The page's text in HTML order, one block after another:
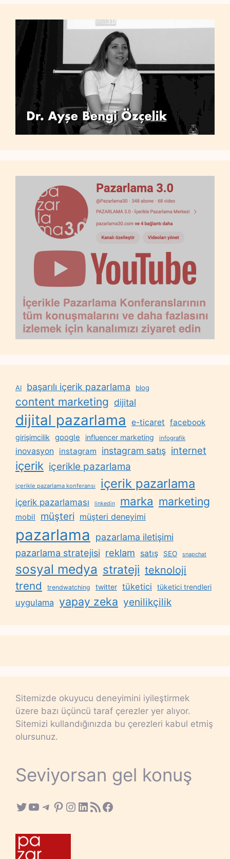
AI başarılı içerik pazarlama blog
content marketing dijital
dijital pazarlama e-ticaret facebook
girişimcilik google influencer marketing infografik
inovasyon instagram instagram satış internet
içerik içerikle pazarlama
içerikle pazarlama konferansı içerik pazarlama
içerik pazarlaması linkedin marka marketing
mobil müşteri müşteri deneyimi
pazarlama
pazarlama iletişimi
pazarlama stratejisi reklam satış SEO snapchat
sosyal medya strateji teknoloji
trend trendwatching twitter tüketici tüketici trendleri
uygulama yapay zeka yenilikçilik
Sitemizde okuyucu deneyimini iyileştirmek
üzere bazı üçüncü taraf çerezler yer alıyor.
Sitemizi kullandığınızda bu çerezleri kabul etmiş
olursunuz.
Seviyorsan gel konuş
Twitter
YouTube
Telegram
Pinterest
Instagram
LinkedIn
RSS FeedFacebook